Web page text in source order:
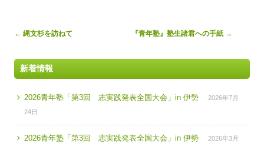
Post
← 縄文杉を訪ねて 『青年塾』塾生諸君への手紙 →
新着情報
2026青年塾「第3回 志実践発表全国大会」in 伊勢
2026年7月
24日
2026青年塾「第3回 志実践発表全国大会」in 伊勢
2026年3月